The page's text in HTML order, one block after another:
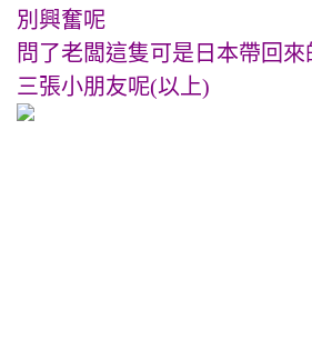
別興奮呢
問了老闆這隻可是日本帶回
三張小朋友呢(以上)